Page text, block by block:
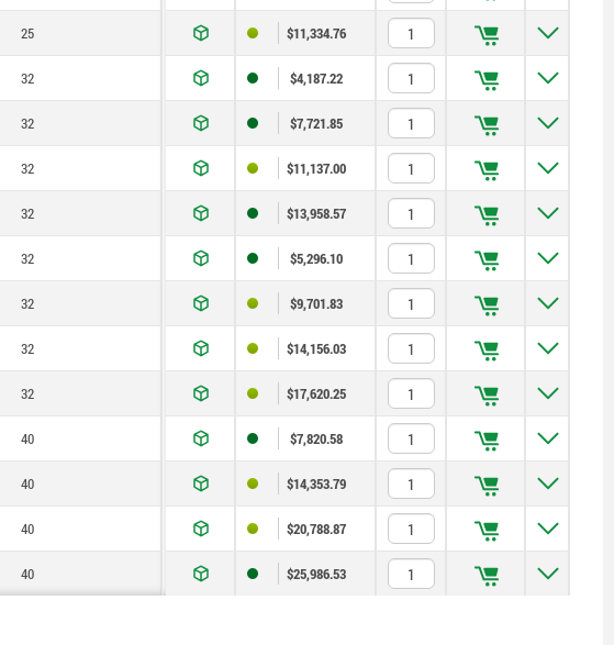
25 $11,334.76
32 $4,187.22
32 $7,721.85
32 $11,137.00
32 $13,958.57
32 $5,296.10
32 $9,701.83
32 $14,156.03
32 $17,620.25
40 $7,820.58
40 $14,353.79
40 $20,788.87
40 $25,986.53